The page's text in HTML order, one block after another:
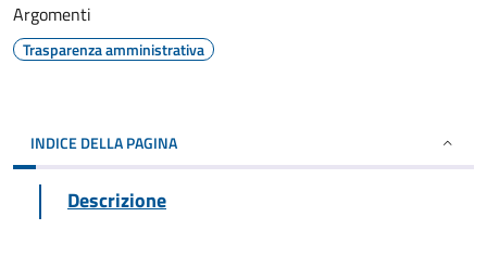
Argomenti
Trasparenza amministrativa
INDICE DELLA PAGINA
Descrizione